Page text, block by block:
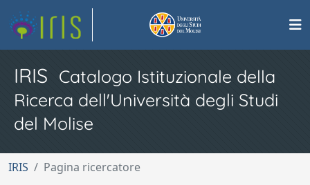
IRIS Catalogo Istituzionale della
Ricerca dell'Università degli Studi
del Molise
IRIS Pagina ricercatore